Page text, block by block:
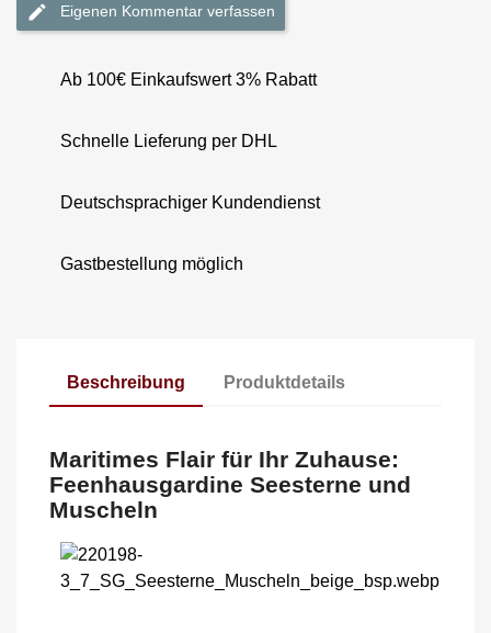
Eigenen Kommentar verfassen
Ab 100€ Einkaufswert 3% Rabatt
Schnelle Lieferung per DHL
Deutschsprachiger Kundendienst
Gastbestellung möglich
Beschreibung Produktdetails
Maritimes Flair für Ihr Zuhause:
Feenhausgardine Seesterne und
Muscheln